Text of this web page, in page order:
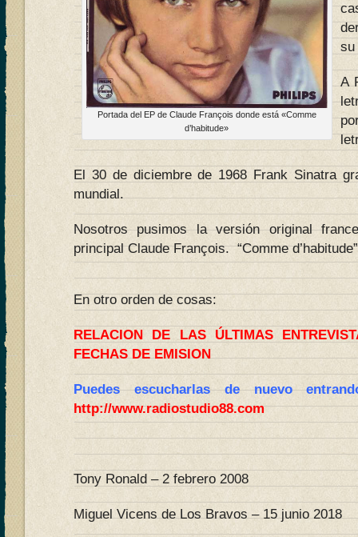
Portada del EP de Claude François donde está «Comme
d’habitude»
su
A
El 30 de diciembre de 1968 Frank Sinatra
mundial.
Nosotros pusimos la versión original
principal Claude François. “Comme d’habitude”
En otro orden de cosas:
RELACION DE LAS ÚLTIMAS
FECHAS DE EMISION
Puedes escucharlas de nuevo
http://www.radiostudio88.com
Tony Ronald – 2 febrero 2008
Miguel Vicens de Los Bravos – 15 junio 2018